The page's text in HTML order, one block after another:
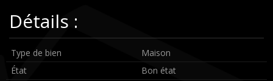
Détails :
Type de bien
Maison
État
Bon état